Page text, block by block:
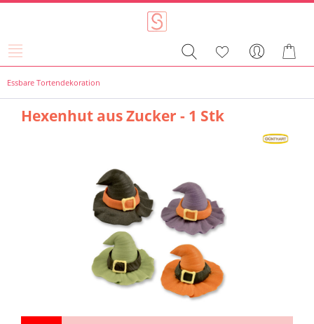
Essbare Tortendekoration
Hexenhut aus Zucker - 1 Stk